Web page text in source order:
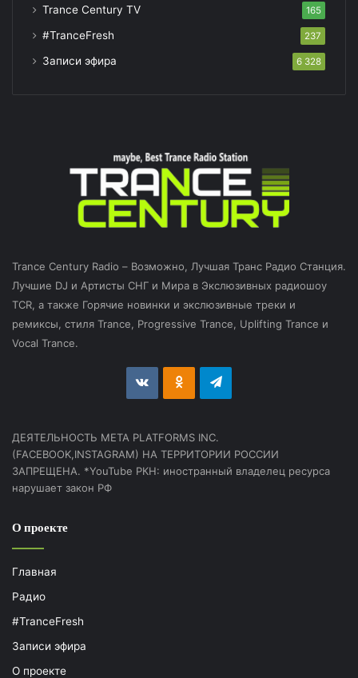
Trance Century TV 165
#TranceFresh 237
Записи эфира 6 328
Trance Century Radio – Возможно, Лучшая Транс Радио Станция.
Лучшие DJ и Артисты СНГ и Мира в Экслюзивных радиошоу
TCR, а также Горячие новинки и экслюзивные треки и
ремиксы, стиля Trance, Progressive Trance, Uplifting Trance и
Vocal Trance.
vk.com Odnoklassniki
Telegram
ДЕЯТЕЛЬНОСТЬ МЕТА PLATFORMS INC.
(FACEBOOK,INSTAGRAM) НА ТЕРРИТОРИИ РОССИИ
ЗАПРЕЩЕНА. *YouTube РКН: иностранный владелец ресурса
нарушает закон РФ
О проекте
Главная
Радио
#TranceFresh
Записи эфира
О проекте